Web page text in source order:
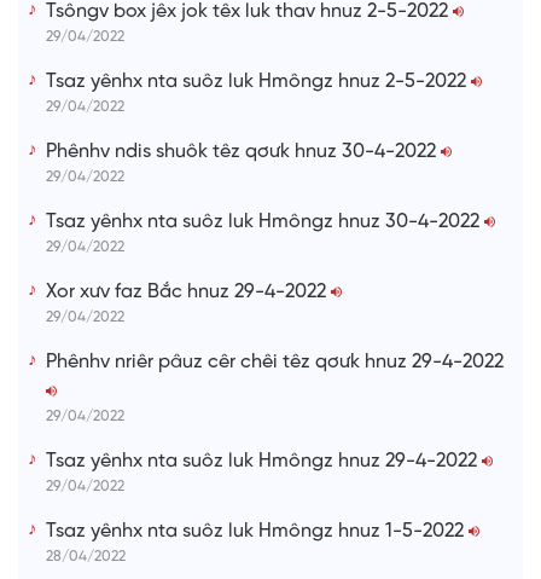
Tsôngv box jêx jok têx luk thav hnuz 2-5-2022
29/04/2022
Tsaz yênhx nta suôz luk Hmôngz hnuz 2-5-2022
29/04/2022
Phênhv ndis shuôk têz qơưk hnuz 30-4-2022
29/04/2022
Tsaz yênhx nta suôz luk Hmôngz hnuz 30-4-2022
29/04/2022
Xor xưv faz Bắc hnuz 29-4-2022
29/04/2022
Phênhv nriêr pâuz cêr chêi têz qơưk hnuz 29-4-2022
29/04/2022
Tsaz yênhx nta suôz luk Hmôngz hnuz 29-4-2022
29/04/2022
Tsaz yênhx nta suôz luk Hmôngz hnuz 1-5-2022
28/04/2022